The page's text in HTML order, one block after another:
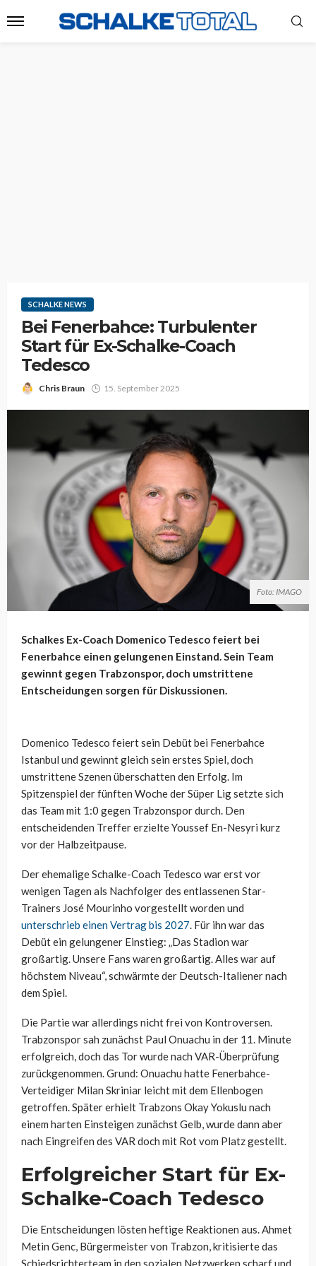
SCHALKE NEWS
Bei Fenerbahce: Turbulenter
Start für Ex-Schalke-Coach
Tedesco
Chris Braun 15. September 2025
Foto: IMAGO
Schalkes Ex-Coach Domenico Tedesco feiert bei
Fenerbahce einen gelungenen Einstand. Sein Team
gewinnt gegen Trabzonspor, doch umstrittene
Entscheidungen sorgen für Diskussionen.
Domenico Tedesco feiert sein Debüt bei Fenerbahce
Istanbul und gewinnt gleich sein erstes Spiel, doch
umstrittene Szenen überschatten den Erfolg. Im
Spitzenspiel der fünften Woche der Süper Lig setzte sich
das Team mit 1:0 gegen Trabzonspor durch. Den
entscheidenden Treffer erzielte Youssef En-Nesyri kurz
vor der Halbzeitpause.
Der ehemalige Schalke-Coach Tedesco war erst vor
wenigen Tagen als Nachfolger des entlassenen Star-
Trainers José Mourinho vorgestellt worden und
unterschrieb einen Vertrag bis 2027. Für ihn war das
Debüt ein gelungener Einstieg: „Das Stadion war
großartig. Unsere Fans waren großartig. Alles war auf
höchstem Niveau“, schwärmte der Deutsch-Italiener nach
dem Spiel.
Die Partie war allerdings nicht frei von Kontroversen.
Trabzonspor sah zunächst Paul Onuachu in der 11. Minute
erfolgreich, doch das Tor wurde nach VAR-Überprüfung
zurückgenommen. Grund: Onuachu hatte Fenerbahce-
Verteidiger Milan Skriniar leicht mit dem Ellenbogen
getroffen. Später erhielt Trabzons Okay Yokuslu nach
einem harten Einsteigen zunächst Gelb, wurde dann aber
nach Eingreifen des VAR doch mit Rot vom Platz gestellt.
Erfolgreicher Start für Ex-
Schalke-Coach Tedesco
Die Entscheidungen lösten heftige Reaktionen aus. Ahmet
Metin Genc, Bürgermeister von Trabzon, kritisierte das
Schiedsrichterteam in den sozialen Netzwerken scharf und